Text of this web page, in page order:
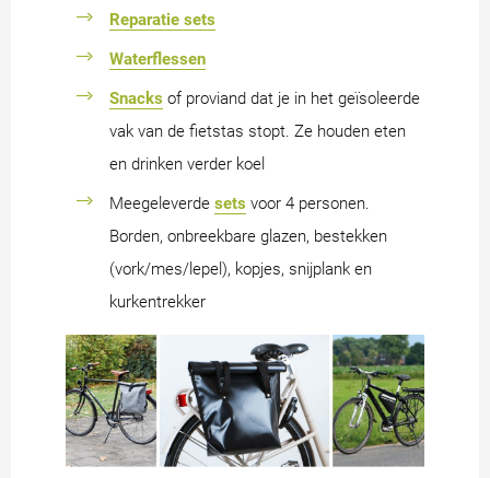
Reparatie sets
Waterflessen
Snacks of proviand dat je in het geïsoleerde
vak van de fietstas stopt. Ze houden eten
en drinken verder koel
Meegeleverde sets voor 4 personen.
Borden, onbreekbare glazen, bestekken
(vork/mes/lepel), kopjes, snijplank en
kurkentrekker